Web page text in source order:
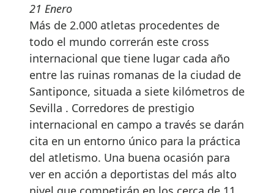
21 Enero
Más de 2.000 atletas procedentes de
todo el mundo correrán este cross
internacional que tiene lugar cada año
entre las ruinas romanas de la ciudad de
Santiponce, situada a siete kilómetros de
Sevilla . Corredores de prestigio
internacional en campo a través se darán
cita en un entorno único para la práctica
del atletismo. Una buena ocasión para
ver en acción a deportistas del más alto